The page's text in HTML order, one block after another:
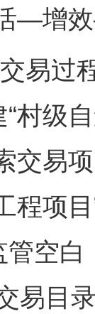
—增
过
村级
交易
程项
空白
易目